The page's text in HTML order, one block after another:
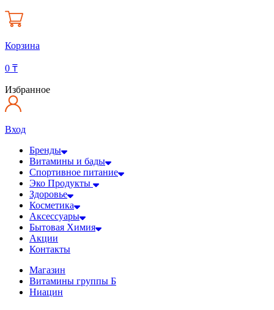
Корзина
0 ₸
Избранное
Вход
Бренды
Витамины и бады
Спортивное питание
Эко Продукты
Здоровье
Косметика
Аксессуары
Бытовая Химия
Акции
Контакты
Магазин
Витамины группы Б
Ниацин